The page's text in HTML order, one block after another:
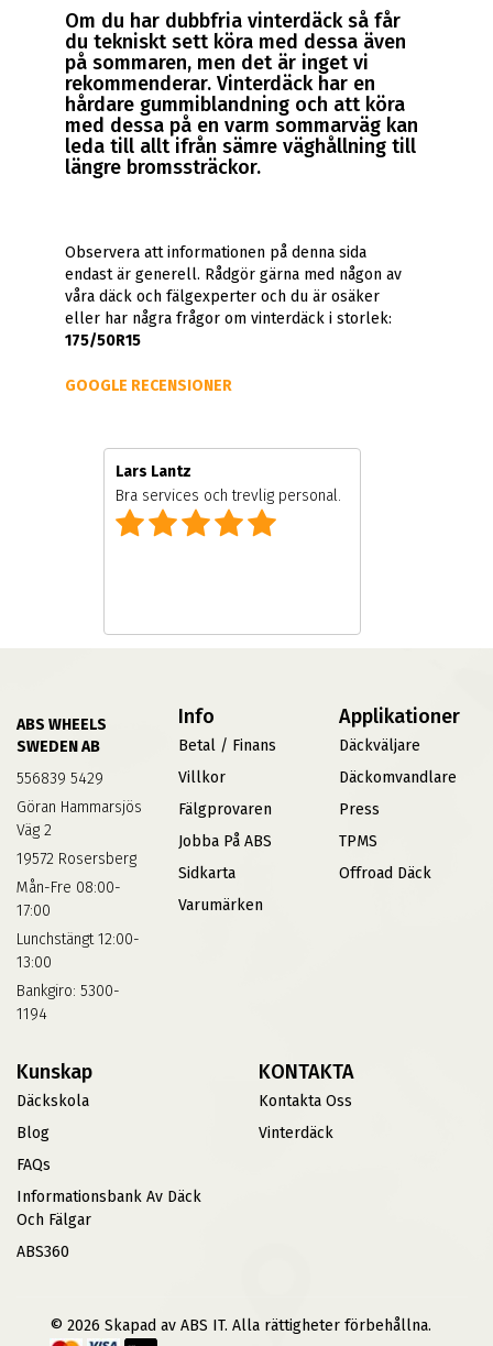
Om du har dubbfria vinterdäck så får
du tekniskt sett köra med dessa även
på sommaren, men det är inget vi
rekommenderar. Vinterdäck har en
hårdare gummiblandning och att köra
med dessa på en varm sommarväg kan
leda till allt ifrån sämre väghållning till
längre bromssträckor.
Observera att informationen på denna sida
endast är generell. Rådgör gärna med någon av
våra däck och fälgexperter och du är osäker
eller har några frågor om vinterdäck i storlek:
175/50R15
GOOGLE RECENSIONER
Lars Lantz
Bra services och trevlig personal.
ABS WHEELS
SWEDEN AB
556839 5429
Göran Hammarsjös
Väg 2
19572 Rosersberg
Mån-Fre 08:00-
17:00
Lunchstängt 12:00-
13:00
Bankgiro: 5300-
1194
Info
Betal / Finans
Villkor
Fälgprovaren
Jobba På ABS
Sidkarta
Varumärken
Applikationer
Däckväljare
Däckomvandlare
Press
TPMS
Offroad Däck
Kunskap
Däckskola
Blog
FAQs
Informationsbank Av Däck
Och Fälgar
ABS360
KONTAKTA
Kontakta Oss
Vinterdäck
© 2026 Skapad av ABS IT. Alla rättigheter förbehållna.